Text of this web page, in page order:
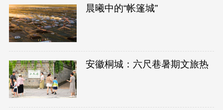
晨曦中的“帐篷城”
安徽桐城：六尺巷暑期文旅热